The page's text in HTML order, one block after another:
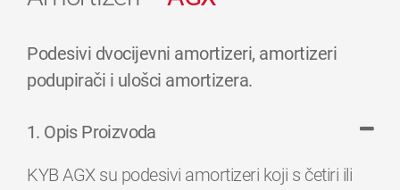
Podesivi dvocijevni amortizeri, amortizeri
podupirači i ulošci amortizera.
1. Opis Proizvoda
KYB AGX su podesivi amortizeri koji s četiri ili